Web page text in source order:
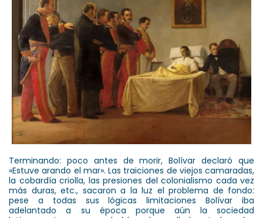
Terminando: poco antes de morir, Bolívar declaró que
«Estuve arando el mar». Las traiciones de viejos camaradas,
la cobardía criolla, las presiones del colonialismo cada vez
más duras, etc., sacaron a la luz el problema de fondo:
pese a todas sus lógicas limitaciones Bolívar iba
adelantado a su época porque aún la sociedad